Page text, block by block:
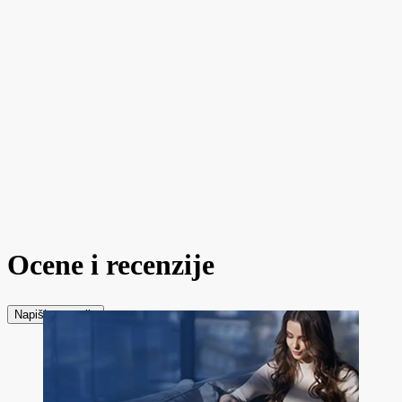
Ocene i recenzije
Napiši recenziju